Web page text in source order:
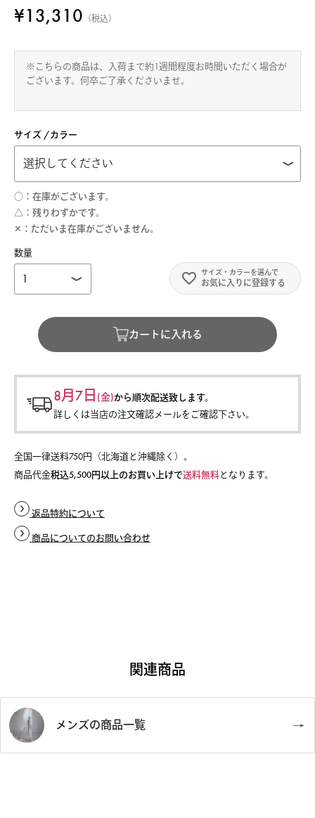
¥13,310 税込
※こちらの商品は、入荷まで約1週間程度お時間いただく場合が
ございます。何卒ご了承くださいませ。
サイズ カラー
○
在庫がございます。
△
残りわずかです。
✕
ただいま在庫がございません。
お気に入りに登録する
カートに入れる
8月7日 (金)から順次配送致します。
詳しくは当店の注文確認メールをご確認下さい。
全国一律送料750円（北海道と沖縄除く）。
商品代金税込5,500円以上のお買い上げで送料無料となります。
返品特約について
商品についてのお問い合わせ
関連商品
メンズの商品一覧